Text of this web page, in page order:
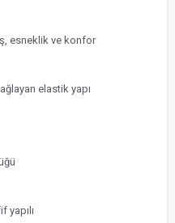
esneklik ve konfor
elastik yapı
yapılı